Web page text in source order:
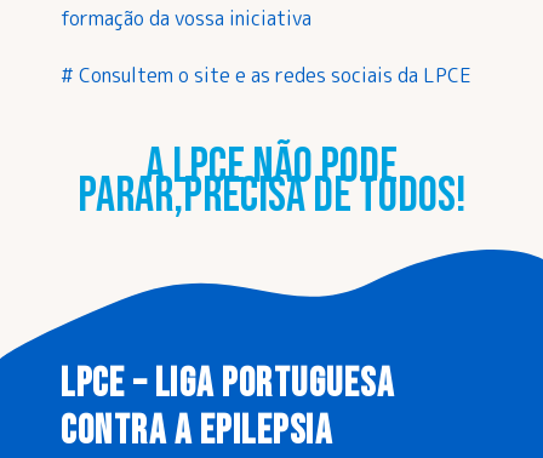
formação da vossa iniciativa
# Consultem o site e as redes sociais da LPCE
A LPCE NÃO PODE
PARAR,PRECISA DE TODOS!
LPCE – LIGA PORTUGUESA
CONTRA A EPILEPSIA